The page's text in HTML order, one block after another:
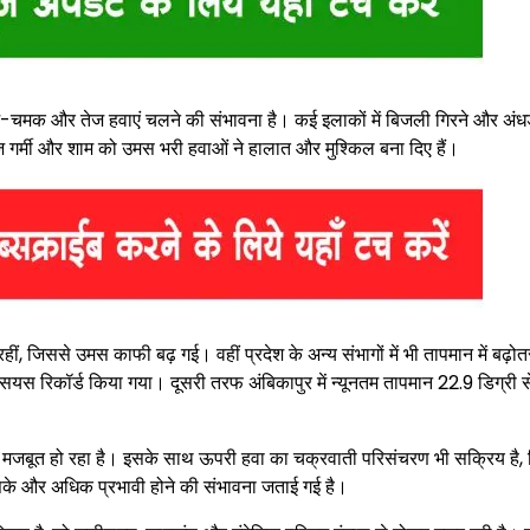
चमक और तेज हवाएं चलने की संभावना है। कई इलाकों में बिजली गिरने और
और शाम को उमस भरी हवाओं ने हालात और मुश्किल बना दिए हैं।
जिससे उमस काफी बढ़ गई। वहीं प्रदेश के अन्य संभागों में भी तापमान में
रिकॉर्ड किया गया। दूसरी तरफ अंबिकापुर में न्यूनतम तापमान 22.9
मजबूत हो रहा है। इसके साथ ऊपरी हवा का चक्रवाती परिसंचरण भी सक्रिय
अधिक प्रभावी होने की संभावना जताई गई है।